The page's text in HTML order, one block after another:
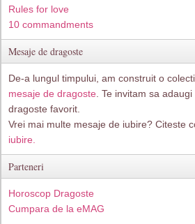
Rules for love
10 commandments
Mesaje de dragoste
De-a lungul timpului, am construit o
mesaje de dragoste . Te invitam sa
dragoste favorit.
Vrei mai multe mesaje de iubire? Citeste
iubire.
Parteneri
Horoscop Dragoste
Cumpara de la eMAG